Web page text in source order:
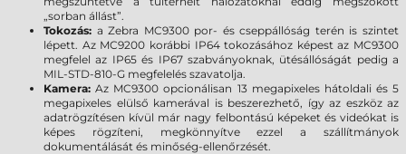
„sorban állást”.
Tokozás: a Zebra MC9300 por- és cseppállóság terén is szintet
lépett. Az MC9200 korábbi IP64 tokozásához képest az MC9300
megfelel az IP65 és IP67 szabványoknak, ütésállóságát pedig a
MIL-STD-810-G megfelelés szavatolja.
Kamera: Az MC9300 opcionálisan 13 megapixeles hátoldali és 5
megapixeles elülső kamerával is beszerezhető, így az eszköz az
adatrögzítésen kívül már nagy felbontású képeket és videókat is
képes rögzíteni, megkönnyítve ezzel a szállítmányok
dokumentálását és minőség-ellenőrzését.